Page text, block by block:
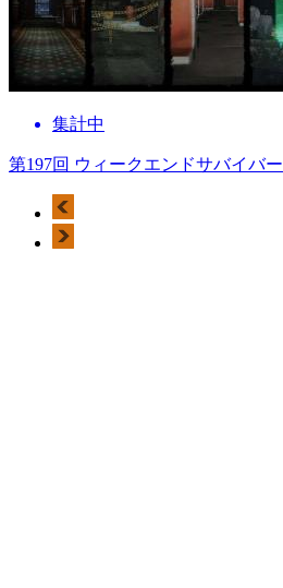
集計中
第197回 ウィークエンドサバイバー